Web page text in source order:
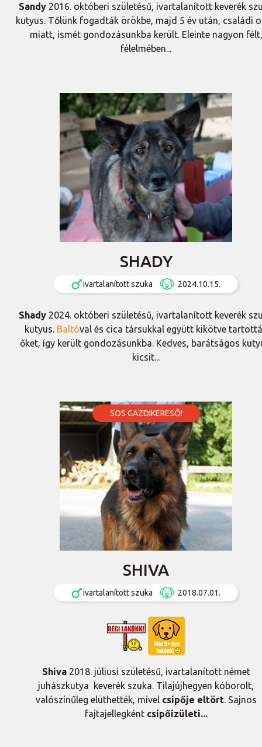
Sandy 2016. októberi születésű, ivartalanított keverék
kutyus. Tőlünk fogadták örökbe, majd 5 év után, családi
miatt, ismét gondozásunkba került. Eleinte nagyon félt,
félelmében...
SHADY
ivartalanított szuka 2024.10.15.
Shady 2024. októberi születésű, ivartalanított keverék
kutyus. Baltóval és cica társukkal együtt kikötve
őket, így került gondozásunkba. Kedves, barátságos
kicsit...
SOS GAZDIKERESŐ!
SHIVA
ivartalanított szuka 2018.07.01.
Shiva2018. júliusi születésű, ivartalanított német
juhászkutya keverék szuka. Tilajújhegyen kóborolt,
valószínűleg elüthették, mivel csípője eltört. Sajnos
fajtajellegként csípőízületi...